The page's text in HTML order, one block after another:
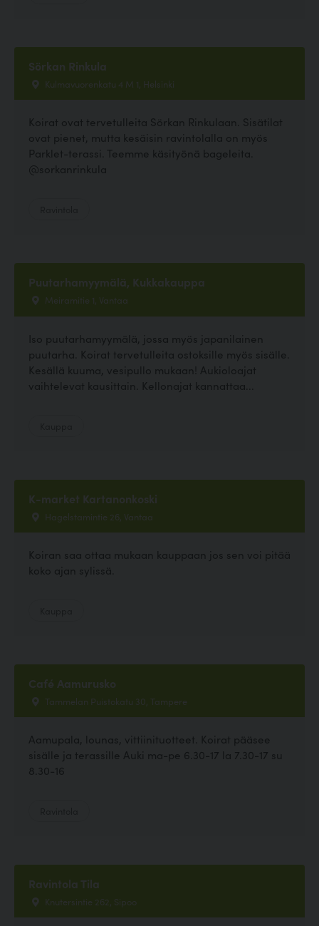
Sörkan Rinkula
Kulmavuorenkatu 4 M 1, Helsinki
Koirat ovat tervetulleita Sörkan Rinkulaan. Sisätilat
ovat pienet, mutta kesäisin ravintolalla on myös
Parklet-terassi. Teemme käsityönä bageleita.
@sorkanrinkula
Puutarhamyymälä, Kukkakauppa
Meiramitie 1, Vantaa
Iso puutarhamyymälä, jossa myös japanilainen
puutarha. Koirat tervetulleita ostoksille myös sisälle.
Kesällä kuuma, vesipullo mukaan! Aukioloajat
vaihtelevat kausittain. Kellonajat kannattaa...
K-market Kartanonkoski
Hagelstamintie 26, Vantaa
Koiran saa ottaa mukaan kauppaan jos sen voi pitää
koko ajan sylissä.
Café Aamurusko
Tammelan Puistokatu 30, Tampere
Aamupala, lounas, vittiinituotteet. Koirat pääsee
sisälle ja terassille Auki ma-pe 6.30-17 la 7.30-17 su
8.30-16
Ravintola Tila
Knutersintie 262, Sipoo